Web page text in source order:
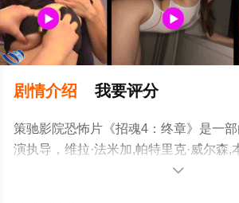
剧情介绍 我要评分
策驰影院恐怖片《招魂4：终章》是一
演执导，维拉·法米加,帕特里克·威尔森,
林森,麦迪森·劳勒,奥瑞恩·史密斯,艾略特
